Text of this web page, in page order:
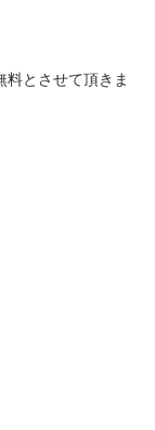
とさせて頂きま